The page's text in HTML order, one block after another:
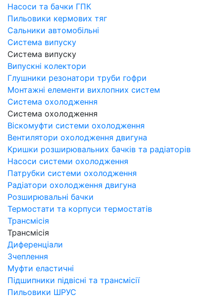
Насоси та бачки ГПК
Пильовики кермових тяг
Сальники автомобільні
Система випуску
Система випуску
Випускні колектори
Глушники резонатори труби гофри
Монтажні елементи вихлопних систем
Система охолодження
Система охолодження
Віскомуфти системи охолодження
Вентилятори охолодження двигуна
Кришки розширювальних бачків та радіаторів
Насоси системи охолодження
Патрубки системи охолодження
Радіатори охолодження двигуна
Розширювальні бачки
Термостати та корпуси термостатів
Трансмісія
Трансмісія
Диференціали
Зчеплення
Муфти еластичні
Підшипники підвісні та трансмісії
Пильовики ШРУС